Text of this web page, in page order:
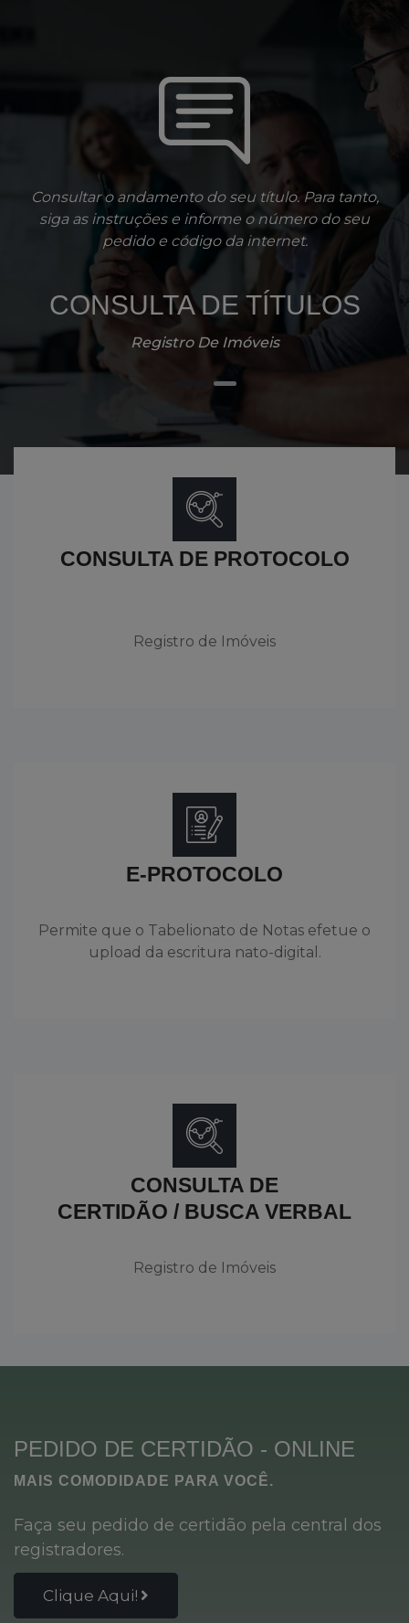
Consultar o andamento do seu título. Para tanto,
siga as instruções e informe o número do seu
pedido e código da internet.
CONSULTA DE TÍTULOS
Registro De Imóveis
CONSULTA DE PROTOCOLO
Registro de Imóveis
E-PROTOCOLO
Permite que o Tabelionato de Notas efetue o
upload da escritura nato-digital.
CONSULTA DE
CERTIDÃO / BUSCA VERBAL
Registro de Imóveis
PEDIDO DE CERTIDÃO - ONLINE
MAIS COMODIDADE PARA VOCÊ.
Faça seu pedido de certidão pela central dos
registradores.
Clique Aqui!